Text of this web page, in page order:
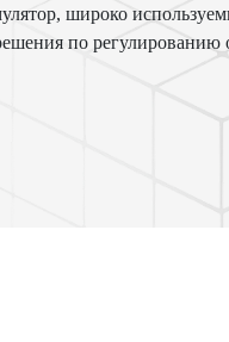
широко
по регулированию
на
изучению